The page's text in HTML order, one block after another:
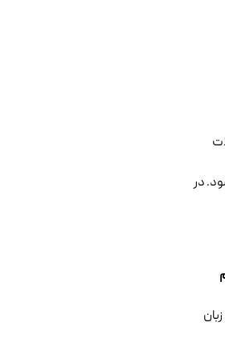
مقالات
در
می‌نویسد. جالب است که بدانید این کتاب از سایت گودریدز امتیاز 4.4 از 5 و از سایت آمازون امتیاز 4.5 از 5 را به خود اختصاص داده است. این کتاب به بیش از 20 زبان